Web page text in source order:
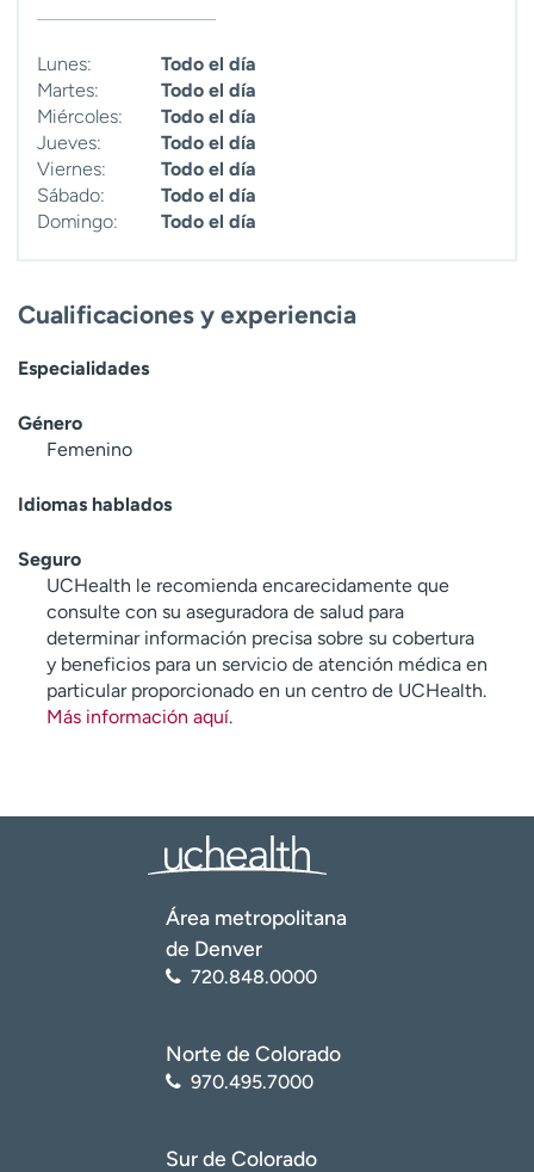
Lunes:
Todo el día
Martes:
Todo el día
Miércoles:
Todo el día
Jueves:
Todo el día
Viernes:
Todo el día
Sábado:
Todo el día
Domingo:
Todo el día
Cualificaciones y experiencia
Especialidades
Género
Femenino
Idiomas hablados
Seguro
UCHealth le recomienda encarecidamente que
consulte con su aseguradora de salud para
determinar información precisa sobre su cobertura
y beneficios para un servicio de atención médica en
particular proporcionado en un centro de UCHealth.
Más información aquí.
Área metropolitana
de Denver
720.848.0000
Norte de Colorado
970.495.7000
Sur de Colorado